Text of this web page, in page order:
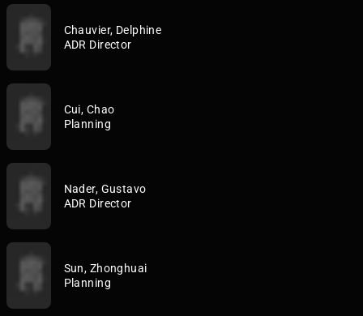
Chauvier, Delphine
ADR Director
Cui, Chao
Planning
Nader, Gustavo
ADR Director
Sun, Zhonghuai
Planning